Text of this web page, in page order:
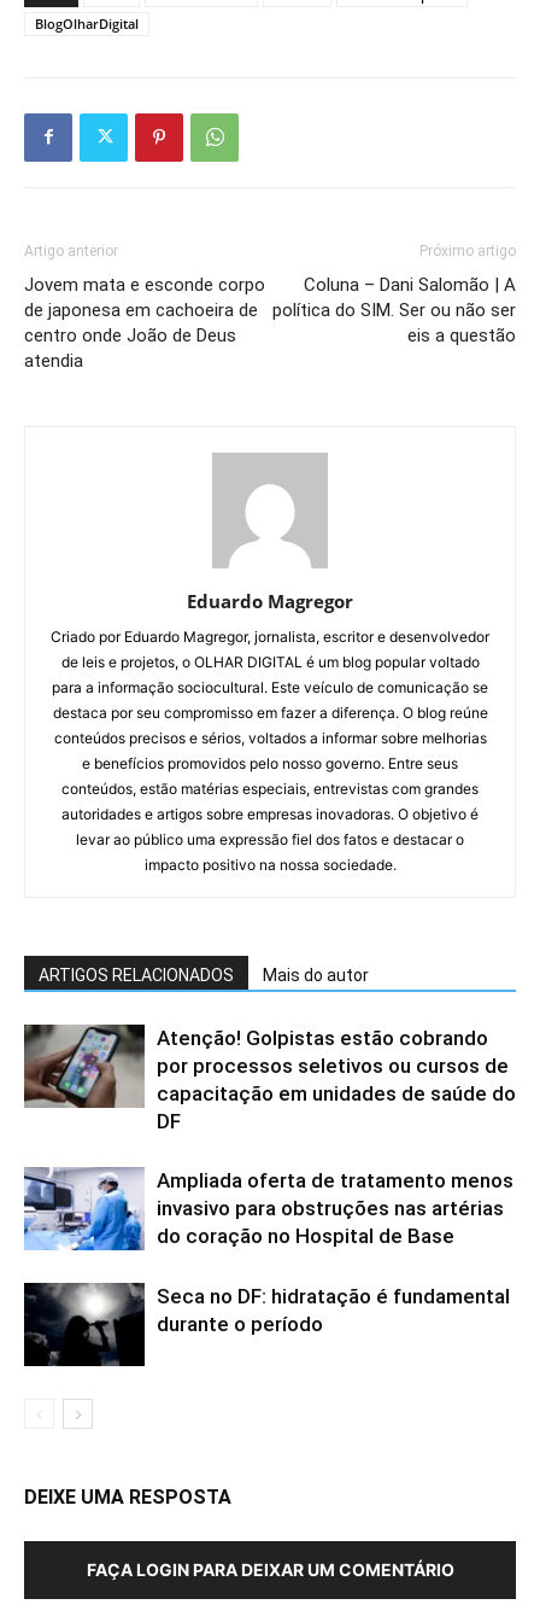
BlogOlharDigital
Artigo anterior
Jovem mata e esconde corpo
de japonesa em cachoeira de
centro onde João de Deus
atendia
Próximo artigo
Coluna – Dani Salomão | A
política do SIM. Ser ou não ser
eis a questão
Eduardo Magregor
Criado por Eduardo Magregor, jornalista, escritor e desenvolvedor
de leis e projetos, o OLHAR DIGITAL é um blog popular voltado
para a informação sociocultural. Este veículo de comunicação se
destaca por seu compromisso em fazer a diferença. O blog reúne
conteúdos precisos e sérios, voltados a informar sobre melhorias
e benefícios promovidos pelo nosso governo. Entre seus
conteúdos, estão matérias especiais, entrevistas com grandes
autoridades e artigos sobre empresas inovadoras. O objetivo é
levar ao público uma expressão fiel dos fatos e destacar o
impacto positivo na nossa sociedade.
ARTIGOS RELACIONADOS Mais do autor
Atenção! Golpistas estão cobrando
por processos seletivos ou cursos de
capacitação em unidades de saúde do
DF
Ampliada oferta de tratamento menos
invasivo para obstruções nas artérias
do coração no Hospital de Base
Seca no DF: hidratação é fundamental
durante o período
DEIXE UMA RESPOSTA
FAÇA LOGIN PARA DEIXAR UM COMENTÁRIO